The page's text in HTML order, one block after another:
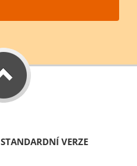
STANDARDNÍ VERZE